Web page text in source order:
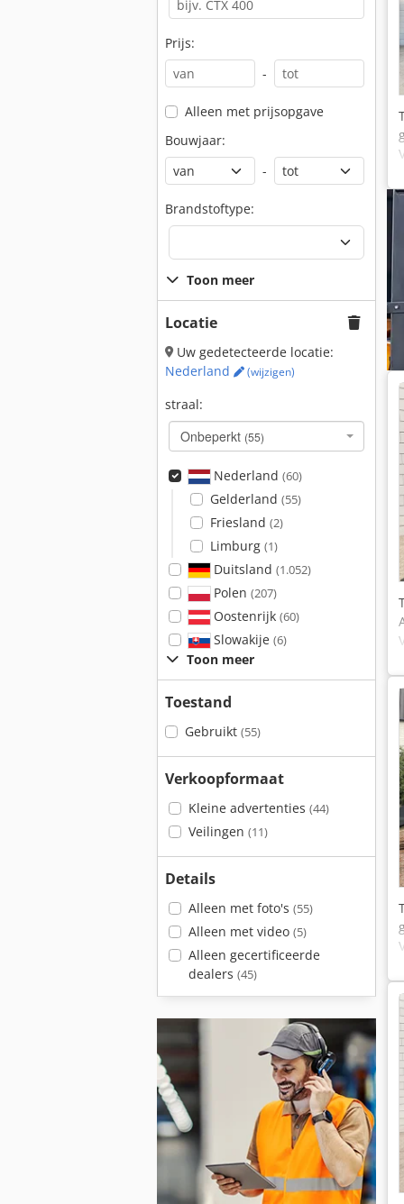
Prijs:
-
Alleen met prijsopgave
Bouwjaar:
-
Brandstoftype:
Toon meer
Locatie
Uw gedetecteerde locatie:
Nederland
(wijzigen)
straal:
Onbeperkt (55)
Nederland (60)
Gelderland (55)
Friesland (2)
Limburg (1)
Duitsland (1.052)
Polen (207)
Oostenrijk (60)
Slowakije (6)
Toon meer
Toestand
Gebruikt (55)
Verkoopformaat
Kleine advertenties (44)
Veilingen (11)
Details
Alleen met foto's (55)
Alleen met video (5)
Alleen gecertificeerde
dealers (45)